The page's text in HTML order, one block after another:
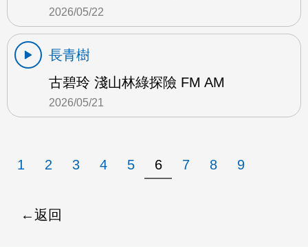
2026/05/22
長青樹
古碧玲 淺山林綠探險 FM AM
2026/05/21
1 2 3 4 5 6 7 8 9
返回